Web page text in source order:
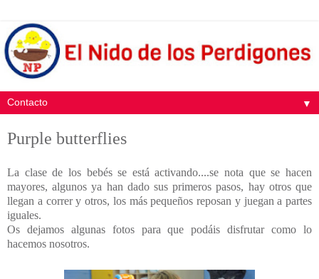
▼
Purple butterflies
La clase de los bebés se está activando....se nota que se hacen
mayores, algunos ya han dado sus primeros pasos, hay otros que
llegan a correr y otros, los más pequeños reposan y juegan a partes
iguales.
Os dejamos algunas fotos para que podáis disfrutar como lo
hacemos nosotros.